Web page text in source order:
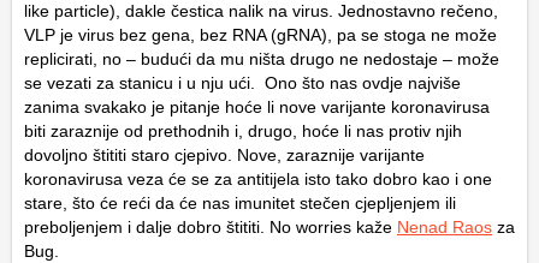
like particle), dakle čestica nalik na virus. Jednostavno rečeno,
VLP je virus bez gena, bez RNA (gRNA), pa se stoga ne može
replicirati, no – budući da mu ništa drugo ne nedostaje – može
se vezati za stanicu i u nju ući. Ono što nas ovdje najviše
zanima svakako je pitanje hoće li nove varijante koronavirusa
biti zaraznije od prethodnih i, drugo, hoće li nas protiv njih
dovoljno štititi staro cjepivo. Nove, zaraznije varijante
koronavirusa veza će se za antitijela isto tako dobro kao i one
stare, što će reći da će nas imunitet stečen cjepljenjem ili
preboljenjem i dalje dobro štititi. No worries kaže Nenad Raos za
Bug.